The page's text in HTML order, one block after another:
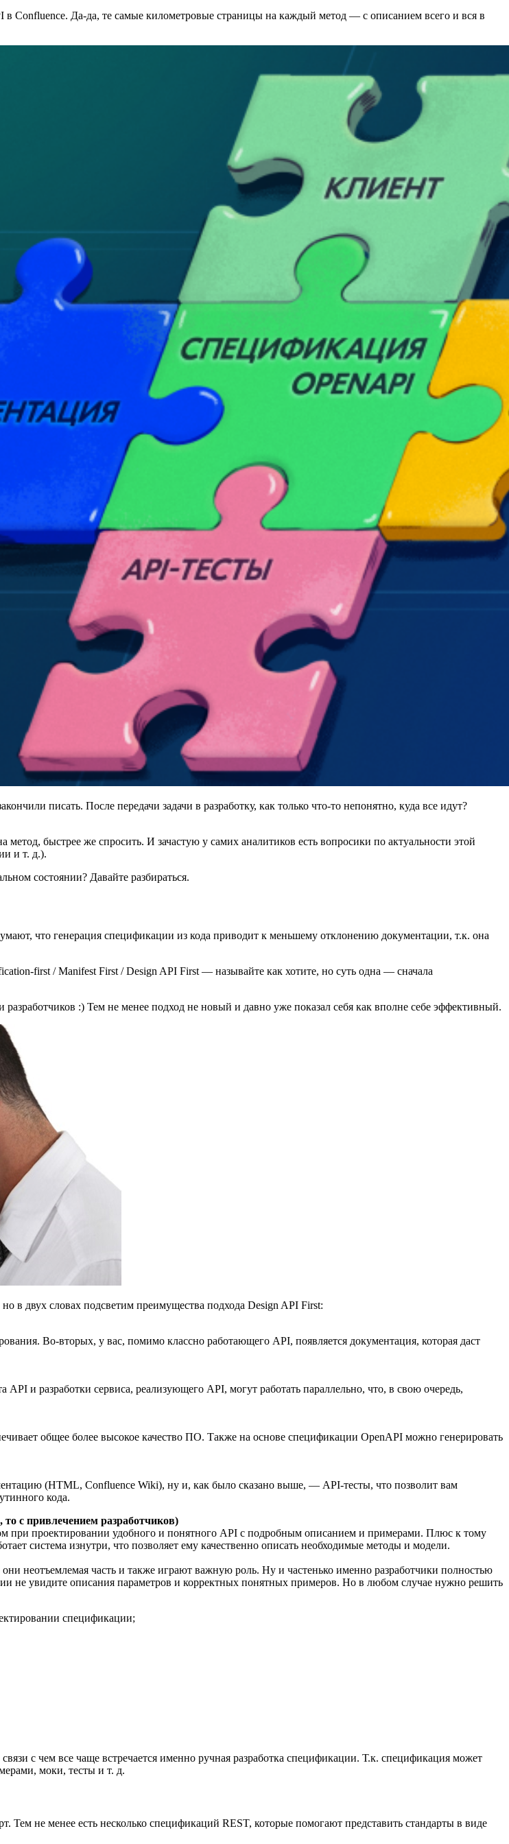
в Confluence. Да-да, те самые километровые страницы на каждый метод — с описанием всего и вся в
писать. После передачи задачи в разработку, как только что-то непонятно, куда все идут?
быстрее же спросить. И зачастую у самих аналитиков есть вопросики по актуальности этой
и т. д.).
состоянии? Давайте разбираться.
что генерация спецификации из кода приводит к меньшему отклонению документации, т.к. она
first / Manifest First / Design API First — называйте как хотите, но суть одна — сначала
:) Тем не менее подход не новый и давно уже показал себя как вполне себе эффективный.
в двух словах подсветим преимущества подхода Design API First:
Во-вторых, у вас, помимо классно работающего API, появляется документация, которая даст
и разработки сервиса, реализующего API, могут работать параллельно, что, в свою очередь,
общее более высокое качество ПО. Также на основе спецификации OpenAPI можно генерировать
(HTML, Confluence Wiki), ну и, как было сказано выше, — API-тесты, что позволит вам
кода.
с привлечением разработчиков)
при проектировании удобного и понятного API с подробным описанием и примерами. Плюс к тому
система изнутри, что позволяет ему качественно описать необходимые методы и модели.
неотъемлемая часть и также играют важную роль. Ну и частенько именно разработчики полностью
не увидите описания параметров и корректных понятных примеров. Но в любом случае нужно решить
спецификации;
с чем все чаще встречается именно ручная разработка спецификации. Т.к. спецификация может
моки, тесты и т. д.
не менее есть несколько спецификаций REST, которые помогают представить стандарты в виде